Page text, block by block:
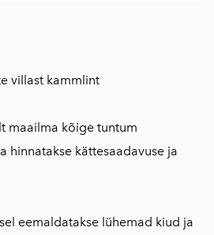
villast kammlint
maailma kõige tuntum
hinnatakse kättesaadavuse ja
eemaldatakse lühemad kiud ja